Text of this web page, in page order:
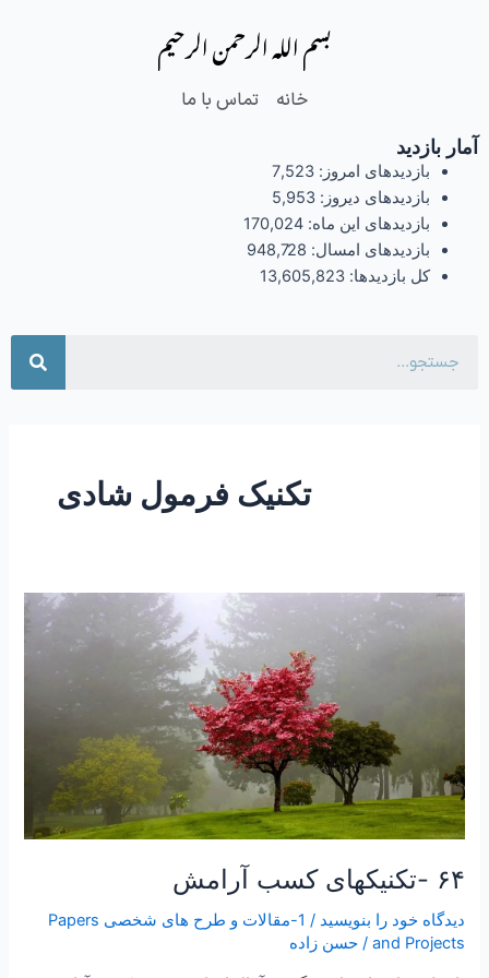
بسم الله الرحمن الرحیم
خانه تماس با ما
آمار بازدید
بازدیدهای امروز: 7,523
بازدیدهای دیروز: 5,953
بازدیدهای این ماه: 170,024
بازدیدهای امسال: 948,728
کل بازدیدها: 13,605,823
تکنیک فرمول شادی
۶۴ -تکنیکهای کسب آرامش
دیدگاه‌ خود را بنویسید /
1-مقالات و طرح های شخصی Papers
and Projects
/حسن زاده
۶۴
-تکنیکهای